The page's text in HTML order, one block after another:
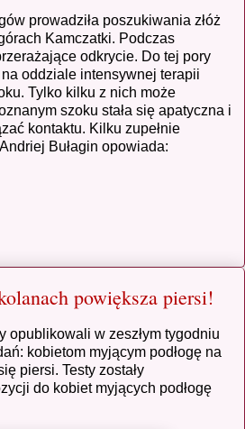
prowadziła poszukiwania złóż
Kamczatki. Podczas
odkrycie. Do tej pory
oddziale intensywnej terapii
Tylko kilku z nich może
szoku stała się apatyczna i
kontaktu. Kilku zupełnie
Bułagin opowiada:
powiększa piersi!
opublikowali w zeszłym tygodniu
kobietom myjącym podłogę na
piersi. Testy zostały
do kobiet myjących podłogę